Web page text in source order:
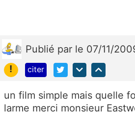
Publié par le 07/11/
!
citer
un film simple mais quelle
larme merci monsieur